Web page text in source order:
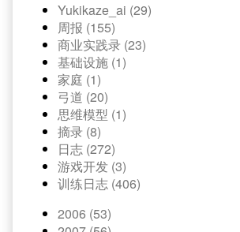
Yukikaze_ai (29)
周报 (155)
商业实践录 (23)
基础设施 (1)
家庭 (1)
弓道 (20)
思维模型 (1)
摘录 (8)
日志 (272)
游戏开发 (3)
训练日志 (406)
2006 (53)